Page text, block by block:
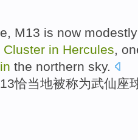
, M13 is now
Cluster in Hercules,
in the northern sky.
恰当地被称为武仙座